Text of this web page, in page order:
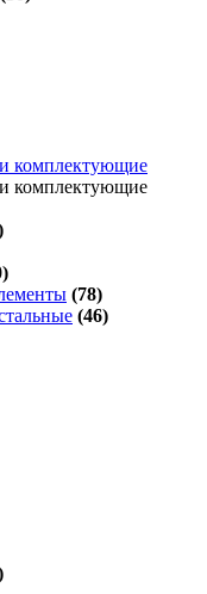
комплектующие
комплектующие
(78)
(46)